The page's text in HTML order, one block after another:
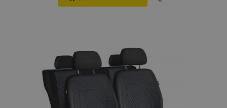
желани